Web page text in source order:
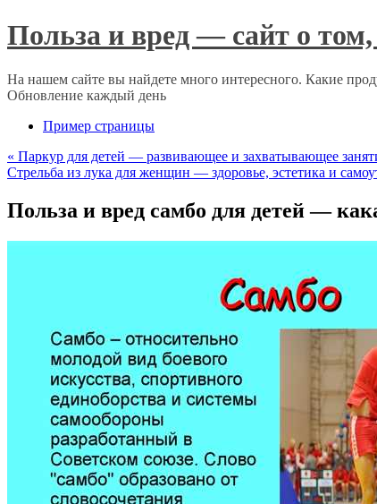
Польза и вред — сайт о
На нашем сайте вы найдете много интересного. Какие
Обновление каждый день
Пример страницы
« Паркур для детей — развивающее и захватывающее
Стрельба из лука для женщин — здоровье, эстетика и
Польза и вред самбо для детей —